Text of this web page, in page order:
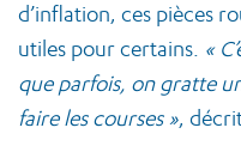
d’inflation, ces pièces
utiles pour certains. «
que parfois, on gratte
faire les courses »,